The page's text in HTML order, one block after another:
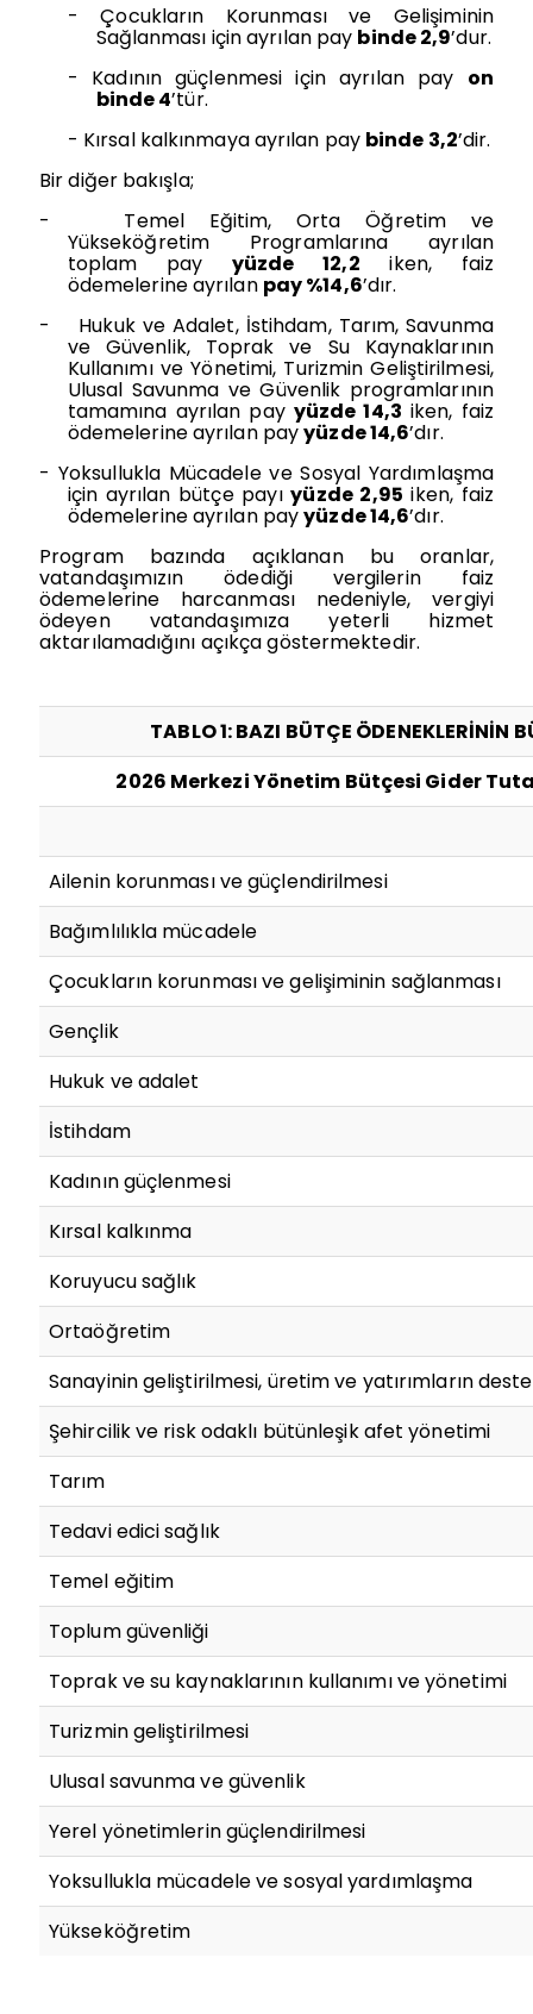
-
Çocukların Korunması ve Gelişiminin
Sağlanması için ayrılan pay binde 2,9’dur.
-
Kadının güçlenmesi için ayrılan pay on
binde 4’tür.
- Kırsal kalkınmaya ayrılan pay binde 3,2’dir.
Bir diğer bakışla;
-
Temel Eğitim, Orta Öğretim ve
Yükseköğretim Programlarına ayrılan
toplam payyüzde 12,2 iken, faiz
ödemelerine ayrılan pay %14,6’dır.
-
Hukuk ve Adalet, İstihdam, Tarım, Savunma
ve Güvenlik, Toprak ve Su Kaynaklarının
Kullanımı ve Yönetimi, Turizmin Geliştirilmesi,
Ulusal Savunma ve Güvenlik programlarının
tamamına ayrılan pay yüzde 14,3 iken, faiz
ödemelerine ayrılan payyüzde 14,6’dır.
- Yoksullukla Mücadele ve Sosyal Yardımlaşma
için ayrılan bütçe payıyüzde 2,95 iken, faiz
ödemelerine ayrılan payyüzde 14,6’dır.
Program bazında açıklanan bu oranlar,
vatandaşımızın ödediği vergilerin faiz
ödemelerine harcanması nedeniyle, vergiyi
ödeyen vatandaşımıza yeterli hizmet
aktarılamadığını açıkça göstermektedir.
TABLO 1: BAZI BÜTÇE ÖDENEKLERİNİN
2026 Merkezi Yönetim Bütçesi Gider
Ailenin korunması ve güçlendirilmesi
Bağımlılıkla mücadele
Çocukların korunması ve gelişiminin sağlanması
Gençlik
Hukuk ve adalet
İstihdam
Kadının güçlenmesi
Kırsal kalkınma
Koruyucu sağlık
Ortaöğretim
Sanayinin geliştirilmesi, üretim ve yatırımların
Şehircilik ve risk odaklı bütünleşik afet yönetimi
Tarım
Tedavi edici sağlık
Temel eğitim
Toplum güvenliği
Toprak ve su kaynaklarının kullanımı ve yönetimi
Turizmin geliştirilmesi
Ulusal savunma ve güvenlik
Yerel yönetimlerin güçlendirilmesi
Yoksullukla mücadele ve sosyal yardımlaşma
Yükseköğretim